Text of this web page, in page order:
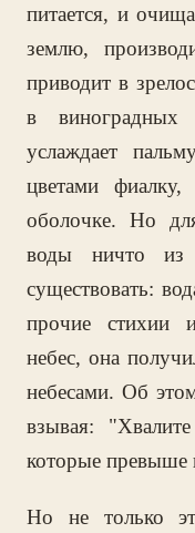
питается, и
землю,
приводит в
в виноградных
услаждает
цветами
оболочке. Но
воды ничто
существовать:
прочие стихии
небес, она
небесами. Об
взывая:
которые превыше
Но не только